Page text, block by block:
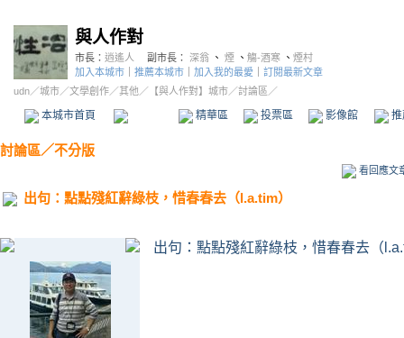
與人作對
市長： 逍遙人 副市長： 深翁 、 煙 、 觴-酒寒 、 煙村
加入本城市
推薦本城市 加入我的最愛
訂閱最新文章
udn／城市／文學創作／其他 ／ 【與人作對】城市／討論區／
本城市首頁 精華區 投票區 影像館
討論區／不分版
看回應文
出句：點點殘紅辭綠枝，惜春春去（l.a.tim）
出句：點點殘紅辭綠枝，惜春春去（